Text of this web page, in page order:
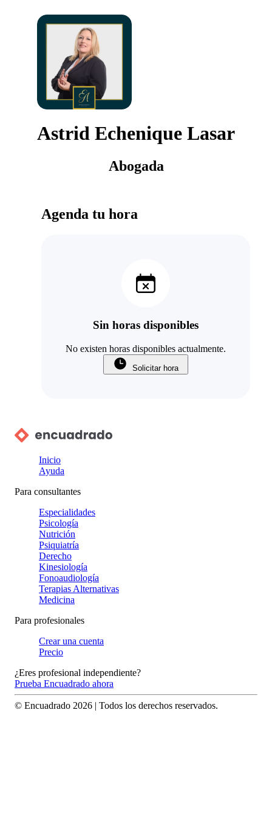
Astrid Echenique Lasar
Abogada
Agenda tu hora
Sin horas disponibles
No existen horas disponibles actualmente.
Solicitar hora
Inicio
Ayuda
Para consultantes
Especialidades
Psicología
Nutrición
Psiquiatría
Derecho
Kinesiología
Fonoaudiología
Terapias Alternativas
Medicina
Para profesionales
Crear una cuenta
Precio
¿Eres profesional independiente?
Prueba Encuadrado ahora
© Encuadrado 2026 | Todos los derechos reservados.